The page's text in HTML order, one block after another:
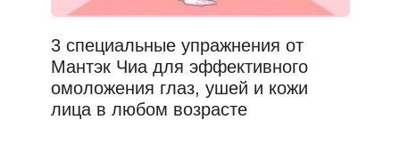
3 специальные упражнения от
Мантэк Чиа для эффективного
омоложения глаз, ушей и кожи
лица в любом возрасте